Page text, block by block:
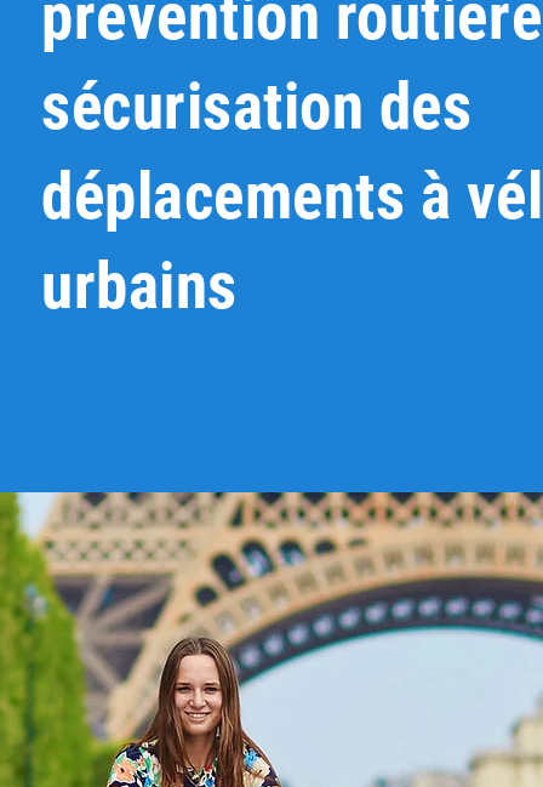
prévention
sécurisation des
déplacements à
urbains